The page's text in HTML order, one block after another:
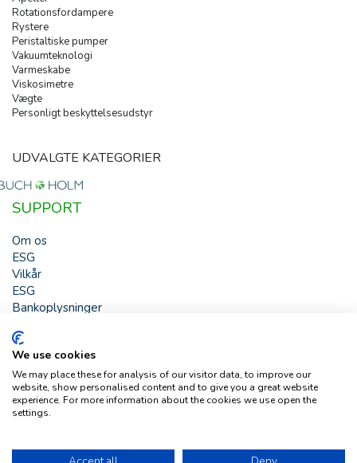
Rotationsfordampere
Rystere
Peristaltiske pumper
Vakuumteknologi
Varmeskabe
Viskosimetre
Vægte
Personligt beskyttelsesudstyr
UDVALGTE KATEGORIER
SUPPORT
Om os
ESG
Vilkår
ESG
Bankoplysninger
HJÆLP
Buch & Holm A/S - Marielundvej 39 - DK-2730 Herlev -
Tlf. +45 44 54 00 00 - e-mail:b-h@buch-holm.dk- CVR-nr.:
DK-19993345
We use cookies
We may place these for analysis of our visitor data, to improve our
website, show personalised content and to give you a great website
experience. For more information about the cookies we use open the
settings.